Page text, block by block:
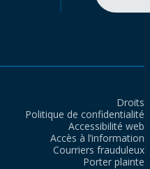
Droits
Politique de confidentialité
Accessibilité web
Accès à l’information
Courriers frauduleux
Porter plainte